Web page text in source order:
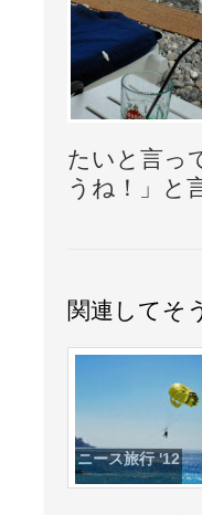
たいと言っ
うね！」と
関連してそ
ニース旅行 '12